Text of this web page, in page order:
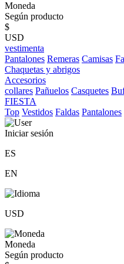
Moneda
Según producto
$
USD
vestimenta
Pantalones Remeras Camisas
Chaquetas y abrigos
Accesorios
collares Pañuelos Casquetes
FIESTA
Top Vestidos Faldas Pantalones
Iniciar sesión
ES
EN
USD
Moneda
Según producto